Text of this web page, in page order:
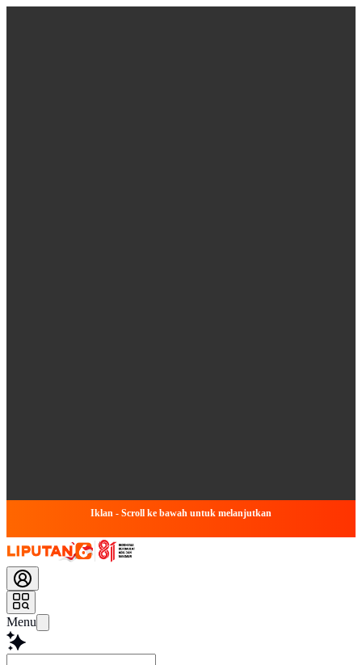
Iklan - Scroll ke bawah untuk melanjutkan
Menu